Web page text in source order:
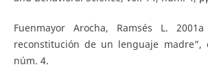
Fuenmayor Arocha, Ramsés L.
reconstitución de un lenguaje madre”,
núm. 4.